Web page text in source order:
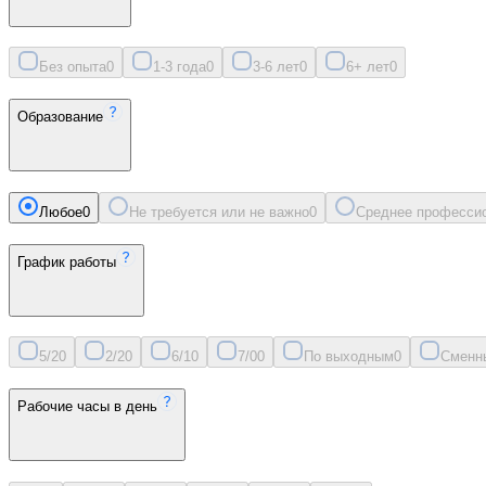
Без опыта0 1-3 года0 3-6 лет0 6+ лет0
Образование
Любое0 Не требуется или не важно0 Среднее
График работы
5/20 2/20 6/10 7/00 По выходным0
Рабочие часы в день